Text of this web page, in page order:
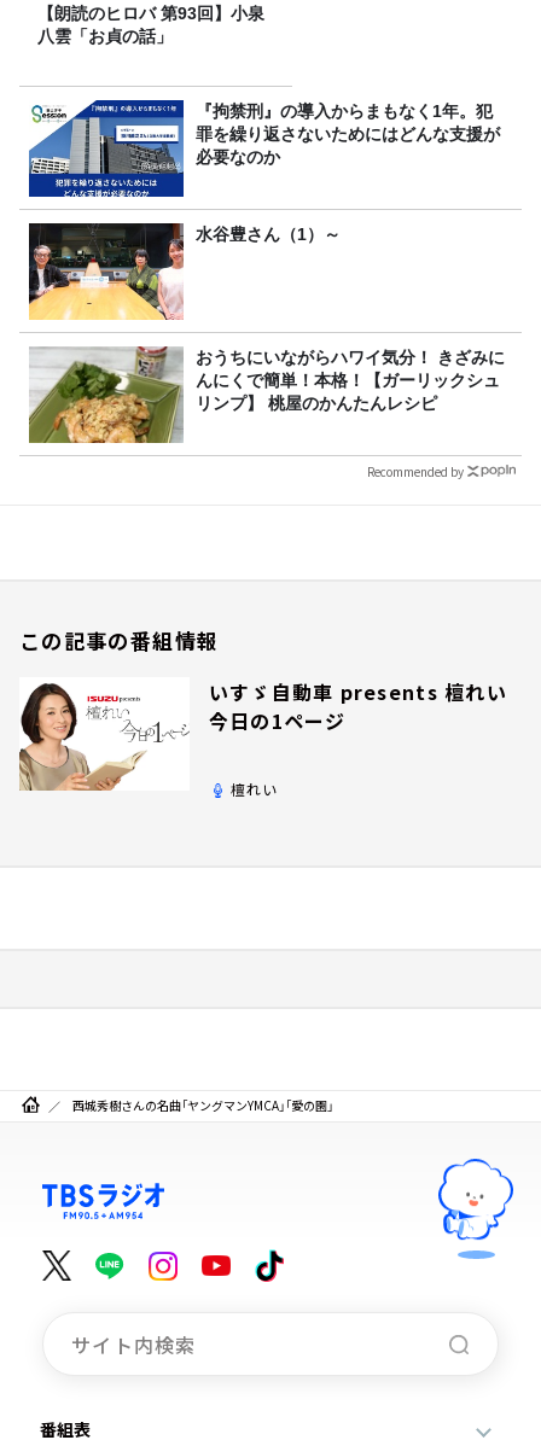
【朗読のヒロバ 第93回】小泉
八雲「お貞の話」
『拘禁刑』の導入からまもなく1年。犯
罪を繰り返さないためにはどんな支援が
必要なのか
水谷豊さん（1）～
おうちにいながらハワイ気分！ きざみに
んにくで簡単！本格！【ガーリックシュ
リンプ】 桃屋のかんたんレシピ
Recommended by
この記事の番組情報
いすゞ自動車 presents 檀れい
今日の1ページ
檀れい
西城秀樹さんの名曲「ヤングマンYMCA」「愛の園」
番組表